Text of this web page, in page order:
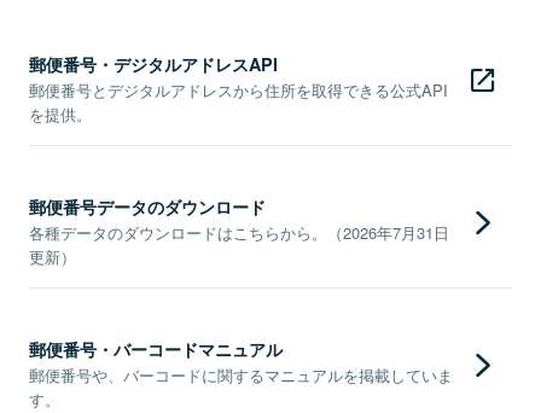
郵便番号・デジタルアドレスAPI
郵便番号とデジタルアドレスから住所を取得できる公式API
を提供。
郵便番号データのダウンロード
各種データのダウンロードはこちらから。（2026年7月31日
更新）
郵便番号・バーコードマニュアル
郵便番号や、バーコードに関するマニュアルを掲載していま
す。